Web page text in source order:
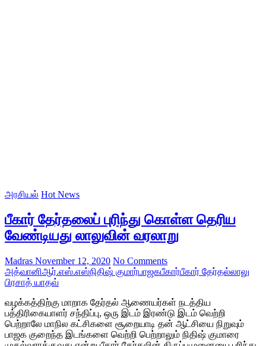
அரசியல் Hot News
பீகார் தேர்தலைப் புரிந்து கொள்ள தெரிய
வேண்டியது லாலுவின் வரலாறு
Madras November 12, 2020 No Comments
அத்வானிஆர்.எஸ்.எஸ்நிதிஷ் குமார்பாஜகபீகார்பீகார் தேர்தல்லாலு
பிரசாத் யாதவ்
வழக்கத்திற்கு மாறாக தேர்தல் ஆணையர்கள் நடத்திய
பத்திரிகையாளர் சந்திப்பு, ஒரு இடம் இரண்டு இடம் வெற்றி
பெற்றாலே மாநில கட்சிகளை சூறையாடி தன் ஆட்சியை நிறுவும்
பாஜக குறைந்த இடங்களை வெற்றி பெற்றாலும் நிதிஷ் குமாரை